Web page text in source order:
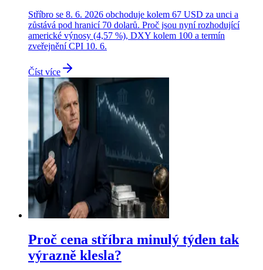
Stříbro se 8. 6. 2026 obchoduje kolem 67 USD za unci a
zůstává pod hranicí 70 dolarů. Proč jsou nyní rozhodující
americké výnosy (4,57 %), DXY kolem 100 a termín
zveřejnění CPI 10. 6.
Číst více
Proč cena stříbra minulý týden tak
výrazně klesla?